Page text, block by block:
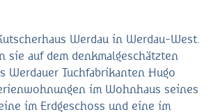
Werdau in Werdau-West.
sie auf dem denkmalgeschätzten
Werdauer Tuchfabrikanten Hugo
im Wohnhaus seines
im Erdgeschoss und eine im